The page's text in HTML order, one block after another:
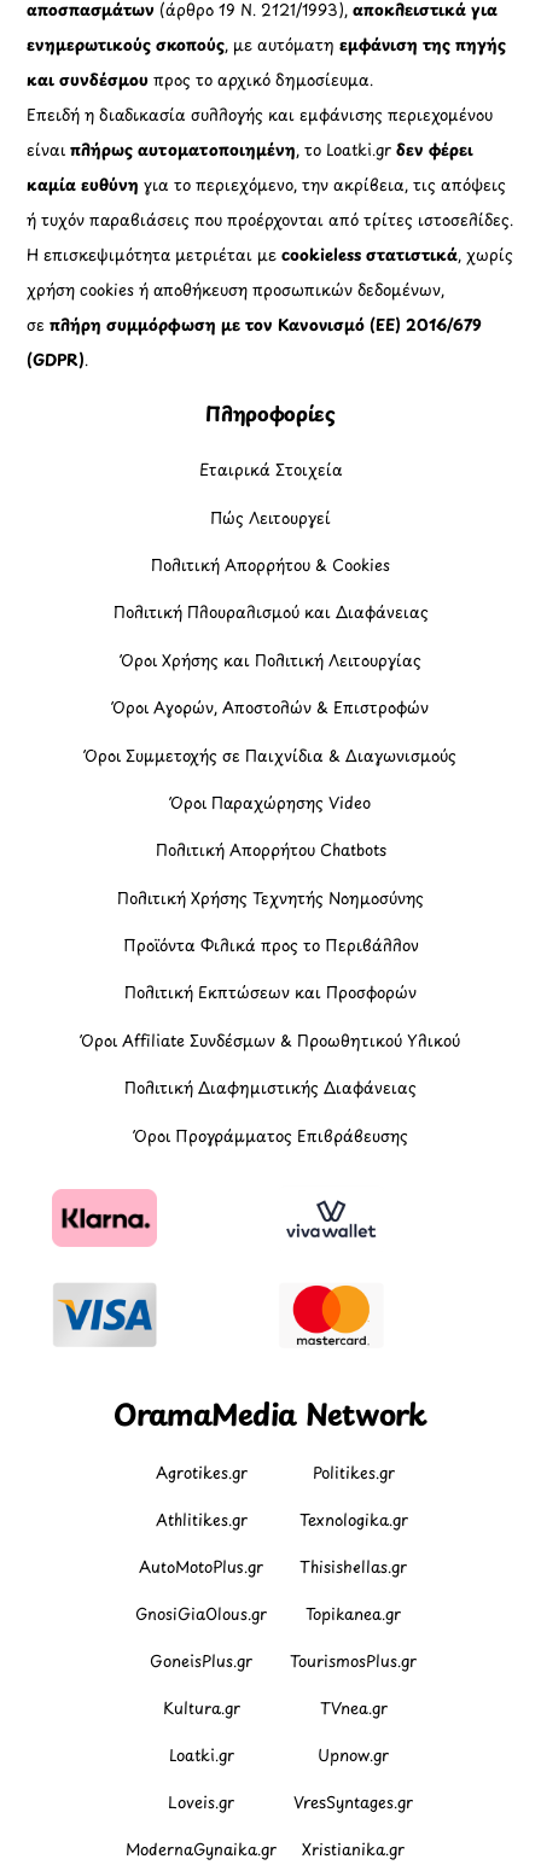
αποσπασμάτων (άρθρο 19 Ν. 2121/1993), αποκλειστικά για
ενημερωτικούς σκοπούς, με αυτόματηεμφάνιση της πηγής
και συνδέσμου προς το αρχικό δημοσίευμα.
Επειδή η διαδικασία συλλογής και εμφάνισης περιεχομένου
είναιπλήρως αυτοματοποιημένη, το Loatki.grδεν φέρει
καμία ευθύνη για το περιεχόμενο, την ακρίβεια, τις απόψεις
ή τυχόν παραβιάσεις που προέρχονται από τρίτες ιστοσελίδες.
Η επισκεψιμότητα μετριέται μεcookieless στατιστικά, χωρίς
χρήση cookies ή αποθήκευση προσωπικών δεδομένων,
σεπλήρη συμμόρφωση με τον Κανονισμό (ΕΕ) 2016/679
(GDPR).
Πληροφορίες
Εταιρικά Στοιχεία
Πώς Λειτουργεί
Πολιτική Απορρήτου & Cookies
Πολιτική Πλουραλισμού και Διαφάνειας
Όροι Χρήσης και Πολιτική Λειτουργίας
Όροι Αγορών, Αποστολών & Επιστροφών
Όροι Συμμετοχής σε Παιχνίδια & Διαγωνισμούς
Όροι Παραχώρησης Video
Πολιτική Απορρήτου Chatbots
Πολιτική Χρήσης Τεχνητής Νοημοσύνης
Προϊόντα Φιλικά προς το Περιβάλλον
Πολιτική Εκπτώσεων και Προσφορών
Όροι Affiliate Συνδέσμων & Προωθητικού Υλικού
Πολιτική Διαφημιστικής Διαφάνειας
Όροι Προγράμματος Επιβράβευσης
OramaMedia Network
Agrotikes.gr Politikes.gr
Athlitikes.gr Texnologika.gr
AutoMotoPlus.gr Thisishellas.gr
GnosiGiaOlous.gr Topikanea.gr
GoneisPlus.gr TourismosPlus.gr
Kultura.gr TVnea.gr
Loatki.gr Upnow.gr
Loveis.gr VresSyntages.gr
ModernaGynaika.gr Xristianika.gr